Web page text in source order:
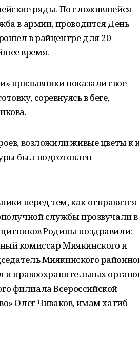
ряды. По сложившейся
в армии, проводится День
в райцентре для 20
время.
призывники показали свое
соревнуясь в беге,
возложили живые цветы к
был подготовлен
перед тем, как отправятся
службы прозвучали в
Родины поздравили:
комиссар Миякинского и
Миякинского
и правоохранительных
филиала Всероссийской
Олег Чиваков, имам хатиб